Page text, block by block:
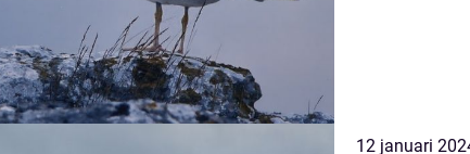
12 januari